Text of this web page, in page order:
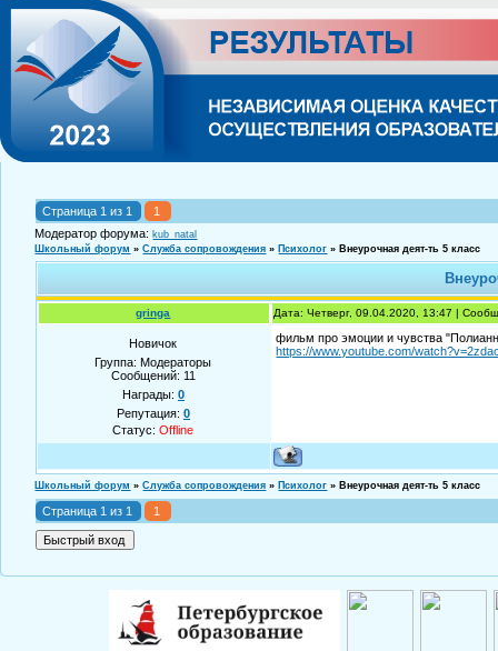
Страница 1 из 1
1
Модератор форума:kub_natal
Школьный форум » Служба сопровождения » Психолог » Внеурочная деят-ть 5 класс
gringa Дата: Четверг, 09.04.2020, 13:47 |
Новичок
Группа: Модераторы
Сообщений: 11
Награды: 0
Репутация: 0
Статус:Offline
фильм про эмоции и чувства
https://www.youtube.com/
Школьный форум » Служба сопровождения » Психолог » Внеурочная деят-ть 5 класс
Страница 1 из 1 1